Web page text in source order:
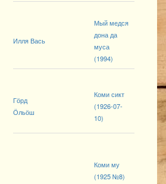
Илля Вась
Мый медся
дона да
муса
(1994)
Гӧрд
Ӧльӧш
Коми сикт
(1926-07-
10)
Коми му
(1925 №8)